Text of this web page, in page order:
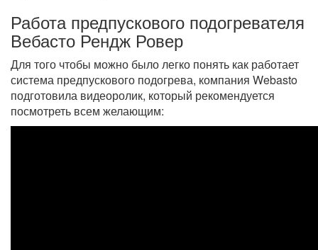
Работа предпускового подогревателя
Вебасто Рендж Ровер
Для того чтобы можно было легко понять как работает
система предпускового подогрева, компания Webasto
подготовила видеоролик, который рекомендуется
посмотреть всем желающим: